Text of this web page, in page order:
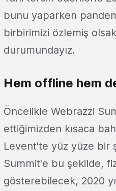
bunu yaparken
birbirimizi özlemiş
durumundayız.
Hem offline hem
Öncelikle Webrazzi
ettiğimizden kısaca
Levent'te yüz yüze bir
Summit'e bu şekilde,
gösterebilecek, 2020